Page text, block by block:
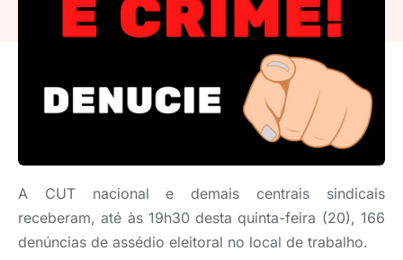
A CUT nacional e demais centrais sindicais
receberam, até às 19h30 desta quinta-feira (20), 166
denúncias de assédio eleitoral no local de trabalho.